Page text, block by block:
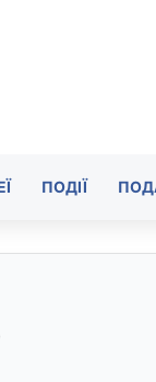
ПОДІЇ